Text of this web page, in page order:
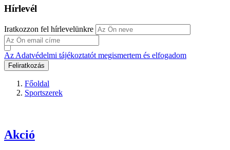
Hírlevél
Iratkozzon fel hírlevelünkre
Az Adatvédelmi tájékoztatót megismertem és elfogadom
Főoldal
Sportszerek
Akció